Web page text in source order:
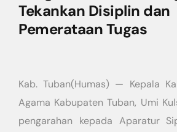
Tekankan Disiplin dan
Pemerataan Tugas
Kab. Tuban(Humas) — Kepala
Agama Kabupaten Tuban, Umi
pengarahan kepada Aparatur